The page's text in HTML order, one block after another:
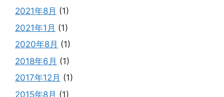
宣
伝
す
る
た
め
2021年8月 (1)
2021年1月 (1)
2020年8月 (1)
2018年6月 (1)
2017年12月 (1)
2015年8月 (1)